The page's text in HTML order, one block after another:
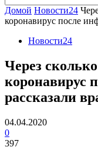
Домой Новости24
коронавирус после
Новости24
Через
коронавирус
рассказали
04.04.2020
0
397